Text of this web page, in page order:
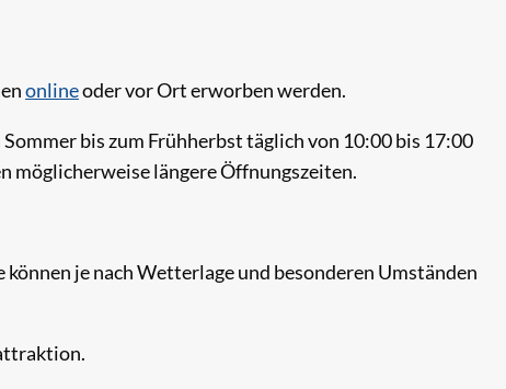
onlineoder vor Ort erworben werden.
bis zum Frühherbst täglich von 10:00 bis 17:00
möglicherweise längere Öffnungszeiten.
je nach Wetterlage und besonderen Umständen